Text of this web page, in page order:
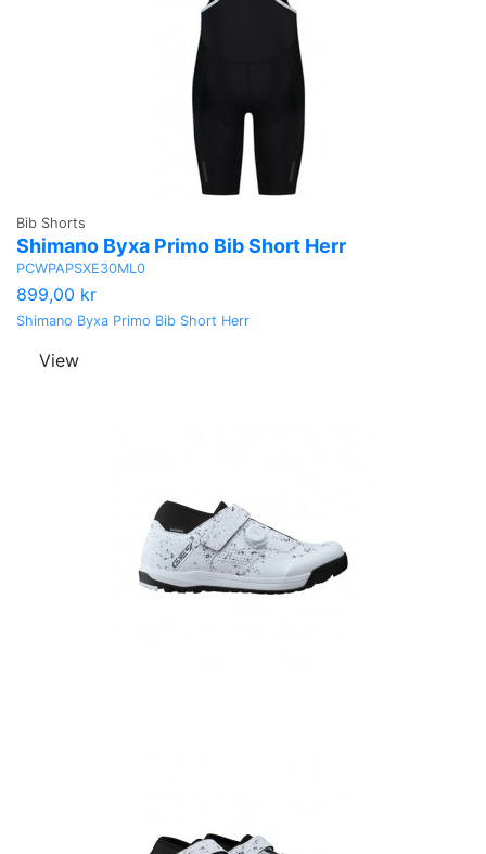
Bib Shorts
Shimano Byxa Primo Bib Short Herr
PCWPAPSXE30ML0
899,00 kr
Shimano Byxa Primo Bib Short Herr
View